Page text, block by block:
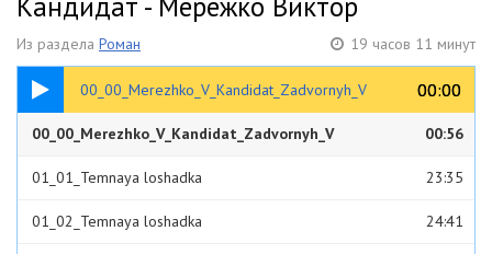
Из раздела Роман 19 часов 11 минут
00_00_Merezhko_V_Kandidat_Zadvornyh_V 00:00
00:00
00:56
00_00_Merezhko_V_Kandidat_Zadvornyh_V 00:56
01_01_Temnaya loshadka 23:35
01_02_Temnaya loshadka 24:41